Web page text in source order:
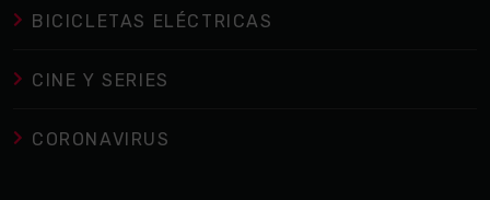
BICICLETAS ELÉCTRICAS
CINE Y SERIES
CORONAVIRUS